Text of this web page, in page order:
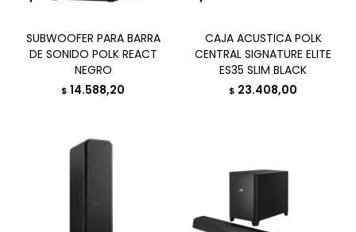
SUBWOOFER PARA BARRA
DE SONIDO POLK REACT
NEGRO
$ 14.588,20
CAJA ACUSTICA POLK
CENTRAL SIGNATURE ELITE
ES35 SLIM BLACK
$ 23.408,00